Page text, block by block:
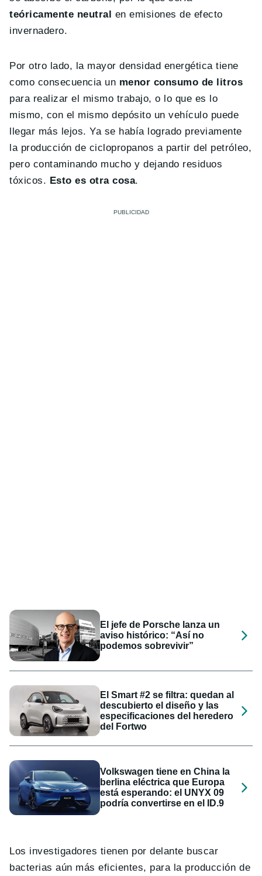
teóricamente neutral en emisiones de efecto
invernadero.
Por otro lado, la mayor densidad energética tiene
como consecuencia un menor consumo de litros
para realizar el mismo trabajo, o lo que es lo
mismo, con el mismo depósito un vehículo puede
llegar más lejos. Ya se había logrado previamente
la producción de ciclopropanos a partir del petróleo,
pero contaminando mucho y dejando residuos
tóxicos. Esto es otra cosa.
El jefe de Porsche lanza un
aviso histórico: “Así no
podemos sobrevivir”
El Smart #2 se filtra: quedan al
descubierto el diseño y las
especificaciones del heredero
del Fortwo
Volkswagen tiene en China la
berlina eléctrica que Europa
está esperando: el UNYX 09
podría convertirse en el ID.9
Los investigadores tienen por delante buscar
bacterias aún más eficientes, para la producción de